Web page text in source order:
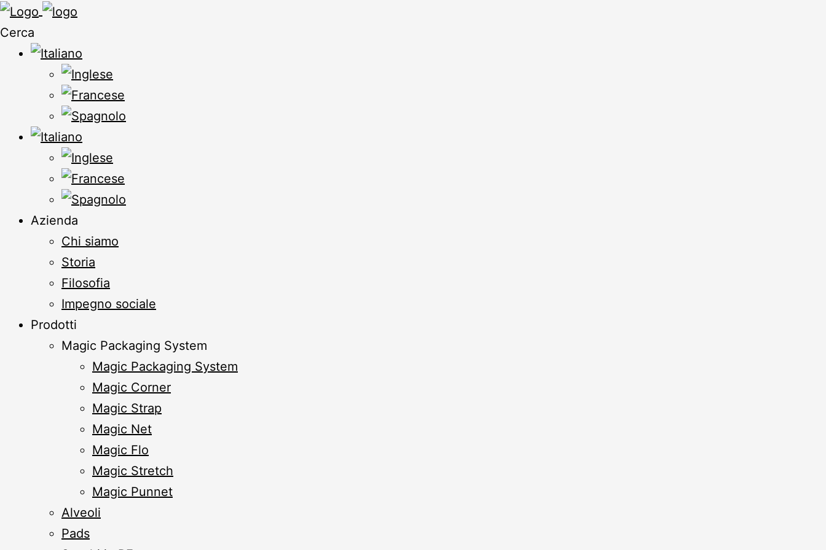
Cerca
Azienda
Chi siamo
Storia
Filosofia
Impegno sociale
Prodotti
Magic Packaging System
Magic Packaging System
Magic Corner
Magic Strap
Magic Net
Magic Flo
Magic Stretch
Magic Punnet
Alveoli
Pads